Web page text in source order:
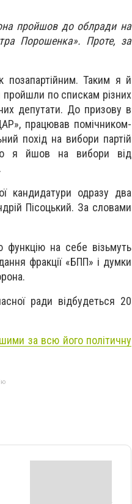
пройшов до облради на
Порошенка». Проте, за
позапартійним. Таким я й
по спискам різних
депутати. До призову в
працював помічником-
похід на вибори партій
я йшов на вибори від
кандидатури одразу два
Пісоцький. За словами
на себе візьмуть
фракції «БПП» і думки
ради відбудеться 20
за всю його політичну